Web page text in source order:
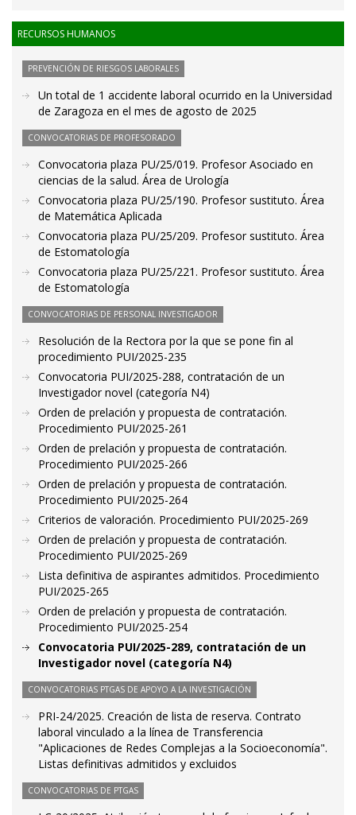
RECURSOS HUMANOS
PREVENCIÓN DE RIESGOS LABORALES
Un total de 1 accidente laboral ocurrido en la Universidad
de Zaragoza en el mes de agosto de 2025
CONVOCATORIAS DE PROFESORADO
Convocatoria plaza PU/25/019. Profesor Asociado en
ciencias de la salud. Área de Urología
Convocatoria plaza PU/25/190. Profesor sustituto. Área
de Matemática Aplicada
Convocatoria plaza PU/25/209. Profesor sustituto. Área
de Estomatología
Convocatoria plaza PU/25/221. Profesor sustituto. Área
de Estomatología
CONVOCATORIAS DE PERSONAL INVESTIGADOR
Resolución de la Rectora por la que se pone fin al
procedimiento PUI/2025-235
Convocatoria PUI/2025-288, contratación de un
Investigador novel (categoría N4)
Orden de prelación y propuesta de contratación.
Procedimiento PUI/2025-261
Orden de prelación y propuesta de contratación.
Procedimiento PUI/2025-266
Orden de prelación y propuesta de contratación.
Procedimiento PUI/2025-264
Criterios de valoración. Procedimiento PUI/2025-269
Orden de prelación y propuesta de contratación.
Procedimiento PUI/2025-269
Lista definitiva de aspirantes admitidos. Procedimiento
PUI/2025-265
Orden de prelación y propuesta de contratación.
Procedimiento PUI/2025-254
Convocatoria PUI/2025-289, contratación de un
Investigador novel (categoría N4)
CONVOCATORIAS PTGAS DE APOYO A LA INVESTIGACIÓN
PRI-24/2025. Creación de lista de reserva. Contrato
laboral vinculado a la línea de Transferencia
"Aplicaciones de Redes Complejas a la Socioeconomía".
Listas definitivas admitidos y excluidos
CONVOCATORIAS DE PTGAS